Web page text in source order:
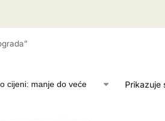
Prikazuje